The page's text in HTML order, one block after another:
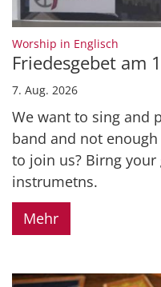
Worship in Englisch
Friedesgebet am
7. Aug. 2026
We want to sing and
band and not
to join us? Birng
instrumetns.
Mehr